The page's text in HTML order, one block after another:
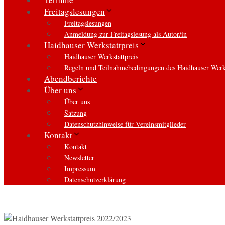
Freitagslesungen
Freitagslesungen
Anmeldung zur Freitagslesung als Autor/in
Haidhauser Werkstattpreis
Haidhauser Werkstattpreis
Regeln und Teilnahmebedingungen des Haidhauser
Abendberichte
Über uns
Über uns
Satzung
Datenschutzhinweise für Vereinsmitglieder
Kontakt
Kontakt
Newsletter
Impressum
Datenschutzerklärung